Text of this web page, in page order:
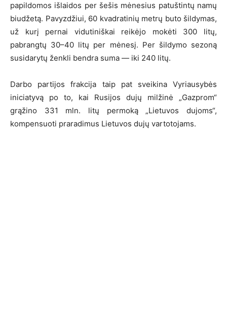
papildomos išlaidos per šešis mėnesius patuštintų namų
biudžetą. Pavyzdžiui, 60 kvadratinių metrų buto šildymas,
už kurį pernai vidutiniškai reikėjo mokėti 300 litų,
pabrangtų 30–40 litų per mėnesį. Per šildymo sezoną
susidarytų ženkli bendra suma — iki 240 litų.
Darbo partijos frakcija taip pat sveikina Vyriausybės
iniciatyvą po to, kai Rusijos dujų milžinė „Gazprom“
grąžino 331 mln. litų permoką „Lietuvos dujoms“,
kompensuoti praradimus Lietuvos dujų vartotojams.